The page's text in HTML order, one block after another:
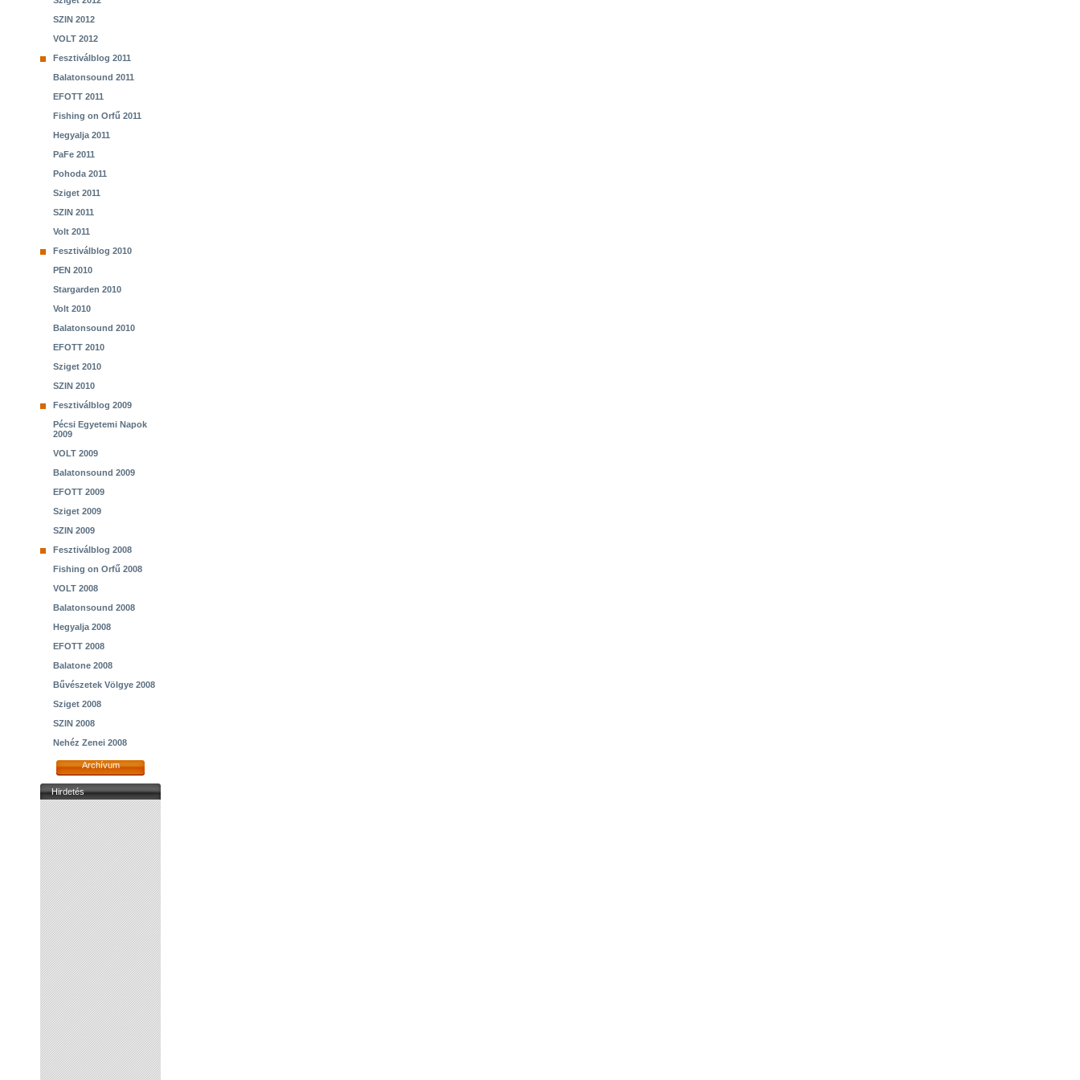
SZIN 2012
VOLT 2012
Fesztiválblog 2011
Balatonsound 2011
EFOTT 2011
Fishing on Orfű 2011
Hegyalja 2011
PaFe 2011
Pohoda 2011
Sziget 2011
SZIN 2011
Volt 2011
Fesztiválblog 2010
PEN 2010
Stargarden 2010
Volt 2010
Balatonsound 2010
EFOTT 2010
Sziget 2010
SZIN 2010
Fesztiválblog 2009
Pécsi Egyetemi Napok
2009
VOLT 2009
Balatonsound 2009
EFOTT 2009
Sziget 2009
SZIN 2009
Fesztiválblog 2008
Fishing on Orfű 2008
VOLT 2008
Balatonsound 2008
Hegyalja 2008
EFOTT 2008
Balatone 2008
Bűvészetek Völgye 2008
Sziget 2008
SZIN 2008
Nehéz Zenei 2008
Archívum
Hirdetés